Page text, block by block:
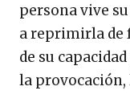
persona vive
a reprimirla de
de su
la provocación,